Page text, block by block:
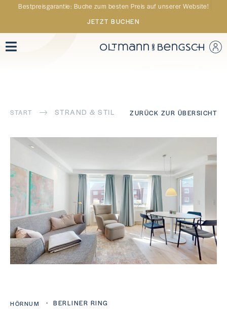
Bestpreisgarantie: Buche zum besten Preis auf unserer Website!
JETZT BUCHEN
START STRAND & STIL ZURÜCK ZUR ÜBERSICHT
HÖRNUM ・ BERLINER RING